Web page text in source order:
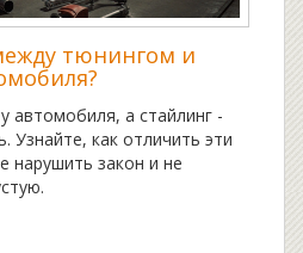
тюнингом и
автомобиля, а стайлинг -
Узнайте, как отличить эти
нарушить закон и не